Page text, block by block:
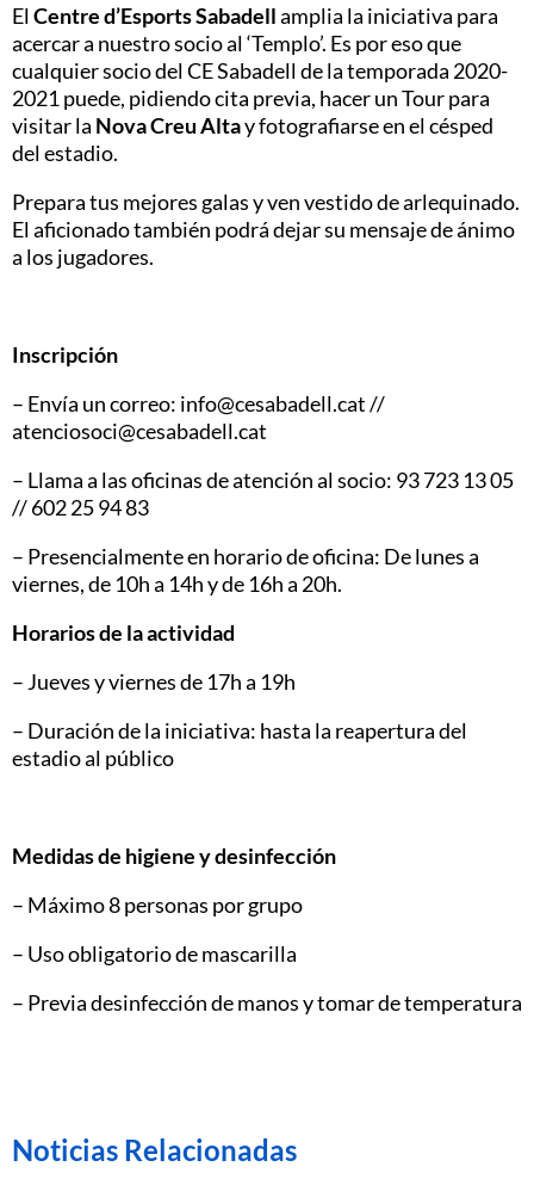
ElCentre d’Esports Sabadellamplia la iniciativa para
acercar a nuestro socio al ‘Templo’. Es por eso que
cualquier socio del CE Sabadell de la temporada 2020-
2021 puede, pidiendo cita previa, hacer un Tour para
visitar la Nova Creu Altay fotografiarse en el césped
del estadio.
Prepara tus mejores galas y ven vestido de arlequinado.
El aficionado también podrá dejar su mensaje de ánimo
a los jugadores.
Inscripción
– Envía un correo: info@cesabadell.cat //
atenciosoci@cesabadell.cat
– Llama a las oficinas de atención al socio: 93 723 13 05
// 602 25 94 83
– Presencialmente en horario de oficina: De lunes a
viernes, de 10h a 14h y de 16h a 20h.
Horarios de la actividad
– Jueves y viernes de 17h a 19h
– Duración de la iniciativa: hasta la reapertura del
estadio al público
Medidas de higiene y desinfección
– Máximo 8 personas por grupo
– Uso obligatorio de mascarilla
– Previa desinfección de manos y tomar de temperatura
Noticias Relacionadas